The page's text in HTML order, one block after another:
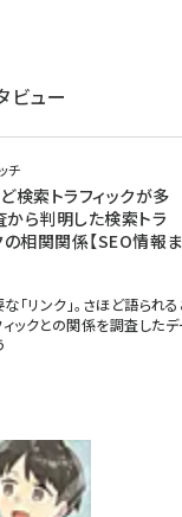
ビュー
チ
検索トラフィックが多
ら判明した検索トラ
の相関関係【SEO情報ま
リンク」。さほど語られ
ィックとの関係を調査した